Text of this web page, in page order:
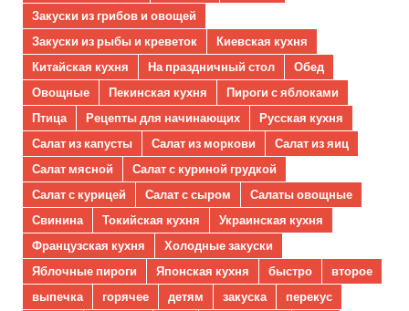
Закуски из грибов и овощей
Закуски из рыбы и креветок
Киевская кухня
Китайская кухня
На праздничный стол
Обед
Овощные
Пекинская кухня
Пироги с яблоками
Птица
Рецепты для начинающих
Русская кухня
Салат из капусты
Салат из моркови
Салат из яиц
Салат мясной
Салат с куриной грудкой
Салат с курицей
Салат с сыром
Салаты овощные
Свинина
Токийская кухня
Украинская кухня
Французская кухня
Холодные закуски
Яблочные пироги
Японская кухня быстро
второе
выпечка
горячее детям закуска
перекус